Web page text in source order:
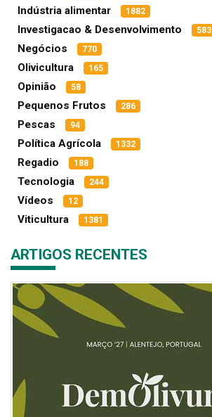
Indústria alimentar 1882
Investigacao & Desenvolvimento 583
Negócios 770
Olivicultura 165
Opinião 58
Pequenos Frutos 286
Pescas 94
Política Agrícola 1332
Regadio 188
Tecnologia 244
Vídeos 12
Viticultura 1381
ARTIGOS RECENTES